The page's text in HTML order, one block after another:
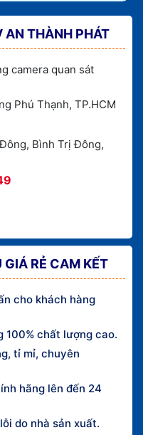
AN THÀNH PHÁT
camera quan sát
Phú Thạnh, TP.HCM
Bình Trị Đông,
GIÁ RẺ CAM KẾT
cho khách hàng
100% chất lượng cao.
tỉ mỉ, chuyên
hãng lên đến 24
do nhà sản xuất.